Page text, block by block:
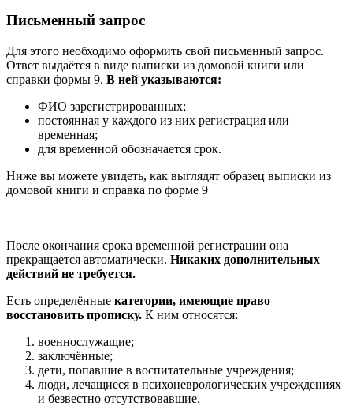
Письменный запрос
Для этого необходимо оформить свой письменный запрос.
Ответ выдаётся в виде выписки из домовой книги или
справки формы 9. В ней указываются:
ФИО зарегистрированных;
постоянная у каждого из них регистрация или
временная;
для временной обозначается срок.
Ниже вы можете увидеть, как выглядят образец выписки из
домовой книги и справка по форме 9
После окончания срока временной регистрации она
прекращается автоматически. Никаких дополнительных
действий не требуется.
Есть определённые категории, имеющие право
восстановить прописку. К ним относятся:
военнослужащие;
заключённые;
дети, попавшие в воспитательные учреждения;
люди, лечащиеся в психоневрологических учреждениях
и безвестно отсутствовавшие.